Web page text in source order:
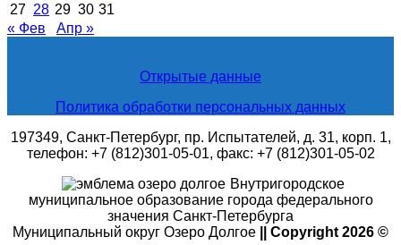
27 28 29 30 31
« Фев
Апр »
Открытые данные
Политика обработки персональных данных
197349, Санкт-Петербург, пр. Испытателей, д. 31, корп. 1,
телефон: +7 (812)301-05-01, факс: +7 (812)301-05-02
Внутригородское
муниципальное образование города федерального
значения Санкт-Петербурга
Муниципальный округ Озеро Долгое
|| Copyright 2026 ©